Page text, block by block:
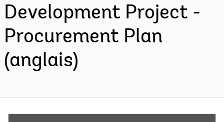
Development Project -
Procurement Plan
(anglais)